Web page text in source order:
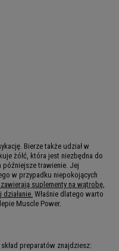
Bierze także udział w
żółć, która jest niezbędna do
późniejsze trawienie. Jej
w przypadku niepokojących
suplementy na wątrobę,
Właśnie dlatego warto
Muscle Power.
preparatów znajdziesz: